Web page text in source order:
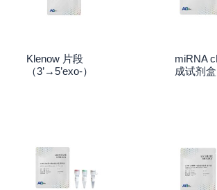
Klenow 片段
（3’→5’exo-）
miRNA
成试剂盒